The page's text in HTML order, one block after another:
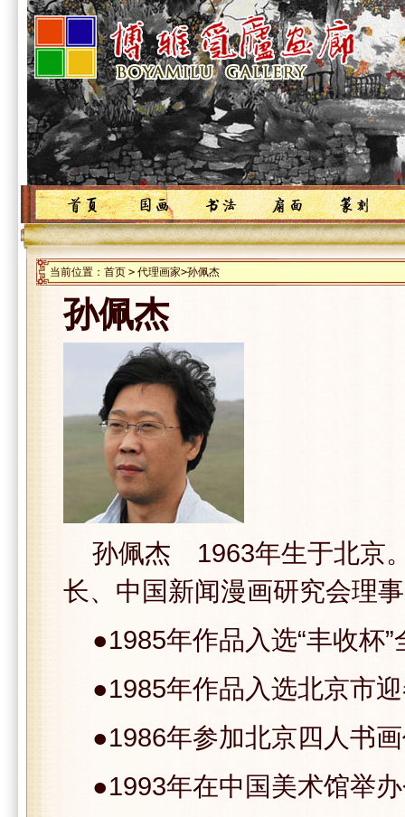
当前位置：首页 > 代理画家>孙佩杰
孙佩杰
孙佩杰 1963年生于北京
长、中国新闻漫画研究会理
●1985年作品入选“丰收杯”
●1985年作品入选北京市
●1986年参加北京四人书
●1993年在中国美术馆举